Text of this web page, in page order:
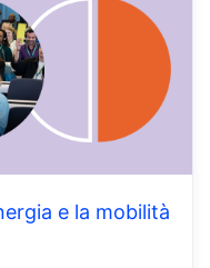
e la mobilità